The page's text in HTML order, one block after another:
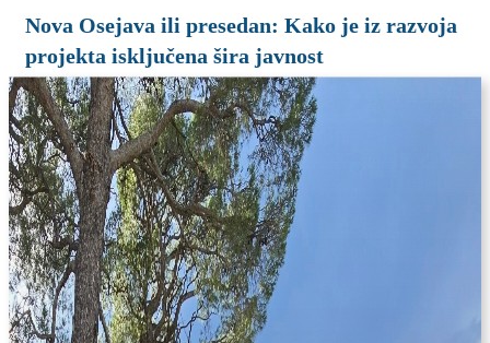
Nova Osejava ili presedan: Kako je iz razvoja
projekta isključena šira javnost